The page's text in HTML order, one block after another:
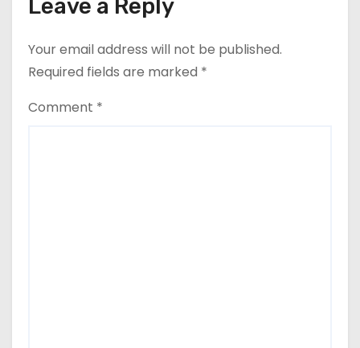
Leave a Reply
Your email address will not be published.
Required fields are marked *
Comment *